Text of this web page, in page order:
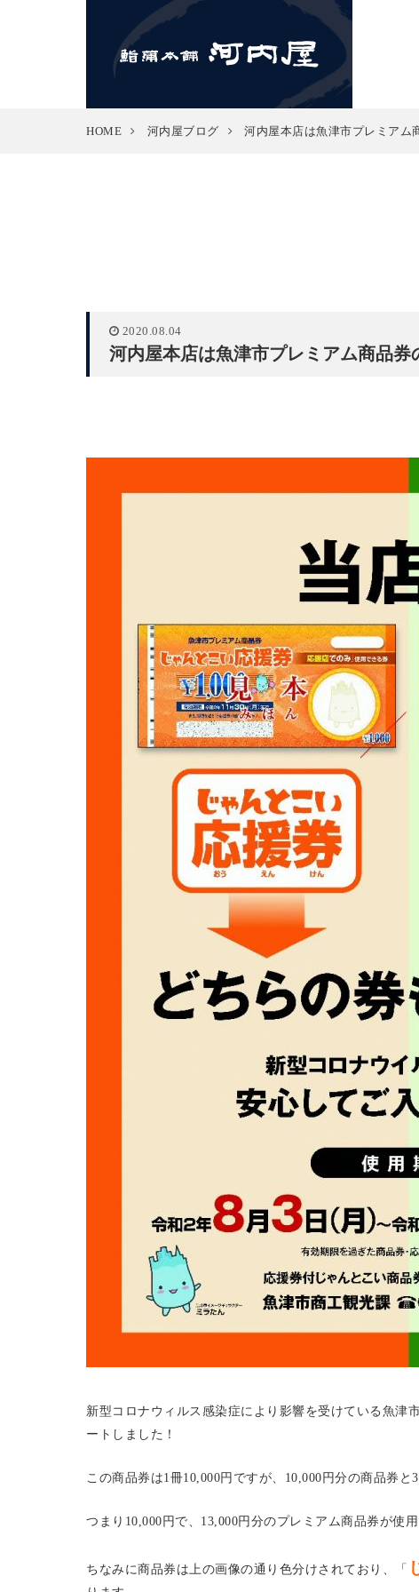
HOME 河内屋ブログ 河内屋本店は魚津市プレミアム
2020.08.04
河内屋本店は魚津市プレミアム商品券
新型コロナウィルス感染症により影響を受けている魚津
ートしました！
この商品券は1冊10,000円ですが、10,000円分の商品券と
つまり10,000円で、13,000円分のプレミアム商品券が使用
ちなみに商品券は上の画像の通り色分けされており、「